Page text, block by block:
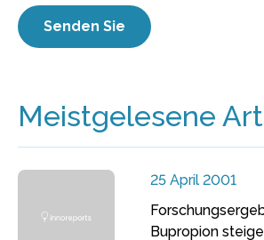
Meistgelesene
25 April 2001
Bupropion